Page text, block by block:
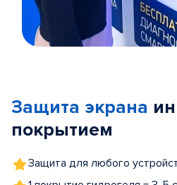
5
Защита экрана
покрытием
Защита для любого